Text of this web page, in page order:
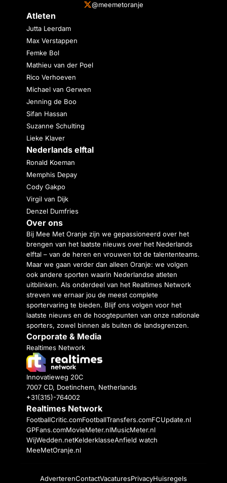
@meemetoranje
Atleten
Jutta Leerdam
Max Verstappen
Femke Bol
Mathieu van der Poel
Rico Verhoeven
Michael van Gerwen
Jenning de Boo
Sifan Hassan
Suzanne Schulting
Lieke Klaver
Nederlands elftal
Ronald Koeman
Memphis Depay
Cody Gakpo
Virgil van Dijk
Denzel Dumfries
Over ons
Bij Mee Met Oranje zijn we gepassioneerd over het
brengen van het laatste nieuws over het Nederlands
elftal – van de heren en vrouwen tot de talententeams.
Maar we gaan verder dan alleen Oranje: we volgen
ook andere sporten waarin Nederlandse atleten
uitblinken. Als onderdeel van het Realtimes Network
streven we ernaar jou de meest complete
sportervaring te bieden. Blijf ons volgen voor het
laatste nieuws en de hoogtepunten van onze nationale
sporters, zowel binnen als buiten de landsgrenzen.
Corporate & Media
Realtimes Network
Innovatieweg 20C
7007 CD, Doetinchem, Netherlands
+31(315)-764002
Realtimes Network
FootballCritic.comFootballTransfers.comFCUpdate.nl
GPFans.comMovieMeter.nlMusicMeter.nl
WijWedden.netKelderklasseAnfield watch
MeeMetOranje.nl
AdverterenContactVacaturesPrivacyHuisregels